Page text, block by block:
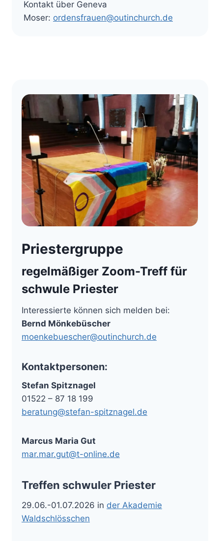
Kontakt über Geneva
Moser: ordensfrauen@outinchurch.de
Priestergruppe
regelmäßiger Zoom-Treff für
schwule Priester
Interessierte können sich melden bei:
Bernd Mönkebüscher
moenkebuescher@outinchurch.de
Kontaktpersonen:
Stefan Spitznagel
01522 – 87 18 199
beratung@stefan-spitznagel.de
Marcus Maria Gut
mar.mar.gut@t-online.de
Treffen schwuler Priester
29.06.-01.07.2026 in der Akademie
Waldschlösschen